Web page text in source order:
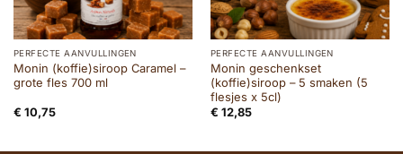
PERFECTE AANVULLINGEN
Monin (koffie)siroop Caramel –
grote fles 700 ml
€ 10,75
PERFECTE AANVULLINGEN
Monin geschenkset
(koffie)siroop – 5 smaken (5
flesjes x 5cl)
€ 12,85